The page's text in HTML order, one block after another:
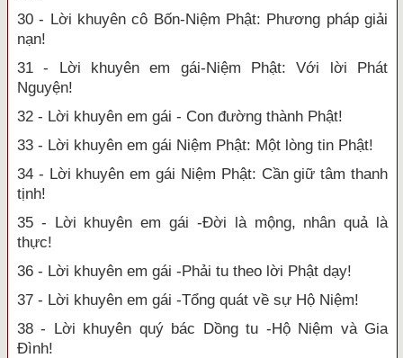
30 - Lời khuyên cô Bốn-Niệm Phật: Phương pháp giải
nạn!
31 - Lời khuyên em gái-Niệm Phật: Với lời Phát
Nguyện!
32 - Lời khuyên em gái - Con đường thành Phật!
33 - Lời khuyên em gái Niệm Phật: Một lòng tin Phật!
34 - Lời khuyên em gái Niệm Phật: Cần giữ tâm thanh
tịnh!
35 - Lời khuyên em gái -Đời là mộng, nhân quả là
thực!
36 - Lời khuyên em gái -Phải tu theo lời Phật dạy!
37 - Lời khuyên em gái -Tổng quát về sự Hộ Niệm!
38 - Lời khuyên quý bác Dồng tu -Hộ Niệm và Gia
Đình!